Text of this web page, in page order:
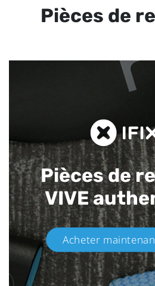
Pièces de
Pièces de
VIVE
Acheter